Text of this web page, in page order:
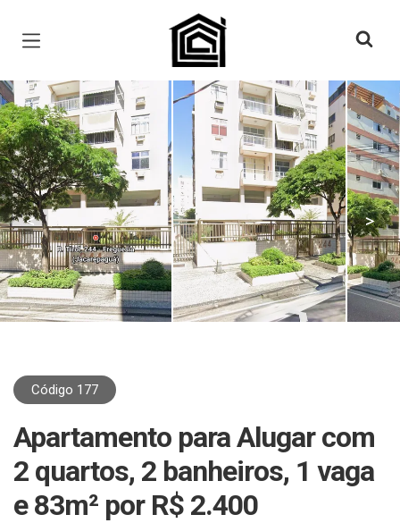
Página inicial
< >
Código 177
Apartamento para Alugar com
2 quartos, 2 banheiros, 1 vaga
e 83m² por R$ 2.400